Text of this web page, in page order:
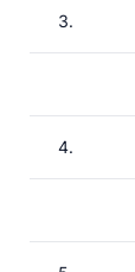
3.
4.